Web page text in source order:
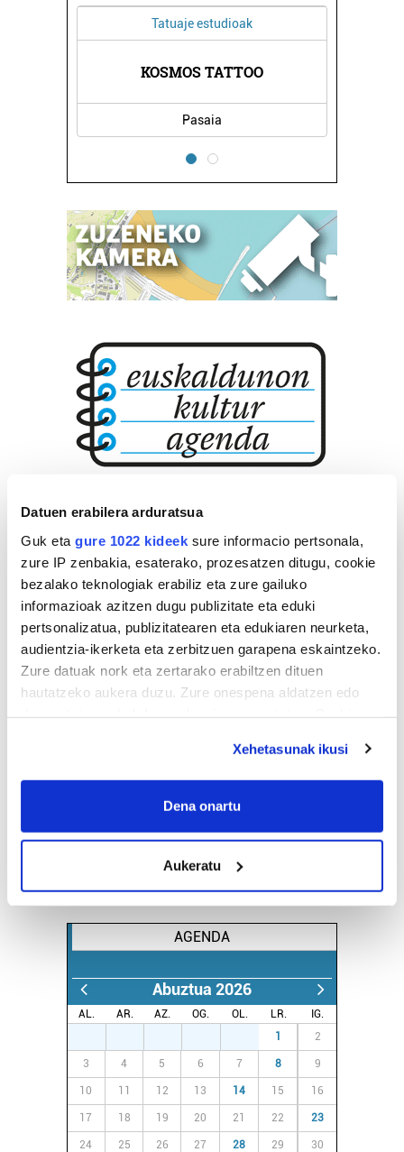
Datuen erabilera arduratsua
Guk eta gure 1022 kideek sure informacio pertsonala,
zure IP zenbakia, esaterako, prozesatzen ditugu, cookie
bezalako teknologiak erabiliz eta zure gailuko
informazioak azitzen dugu publizitate eta eduki
pertsonalizatua, publizitatearen eta edukiaren neurketa,
audientzia-ikerketa eta zerbitzuen garapena eskaintzeko.
Zure datuak nork eta zertarako erabiltzen dituen
hautatzeko aukera duzu. Zure onespena aldatzen edo
If you allow, we would also like to:
Collect information about your geographical
meters
Identify your device by actively scanning it for
specific characteristics (fingerprinting)
and set your preferences in thedetails section
Guk eta gure bazkideek zure datu pertsonalak
prozesatzen ditugu, zure IP zenbakia, besteak beste,
teknologia erabiliz, cookieak adibidez, iragarki eta eduki
pertsonalizatuak eskaintzeko, iragarkiak eta edukia
neurtzeko, jendeari buruzko informazioa biltzeko eta
produktuak garatzeko. Zure datuak nork eta zertarako
erabiltzen dituen hauta dezakezu.
Xehetasunak ikusi
Dena onartu
Aukeratu
Tatuaje estudioak
KOSMOS TATTOO
AGENDA
Abuztua 2026
AL. AR. AZ. OG. OL. LR.
IG.
1 2
3 4 5 6 7 8 9
10 11 12 13 14 15 16
17 18 19 20 21 22 23
24 25 26 27 28 29 30